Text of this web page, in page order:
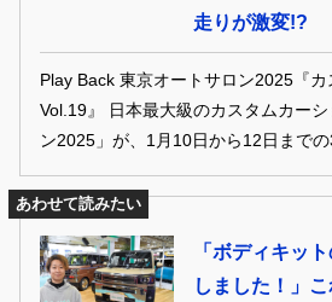
走りが激変!?
Play Back 東京オートサロン2025『
Vol.19』 日本最大級のカスタムカー
ン2025」が、1月10日から12日までの
内容で、 来場者数も25万人オーバ
なサロン情報を交えつつ、スタイルワ
スタムトレンドを一挙紹介していくぞ!
あわせて読みたい
「ボディキッ
しました！」